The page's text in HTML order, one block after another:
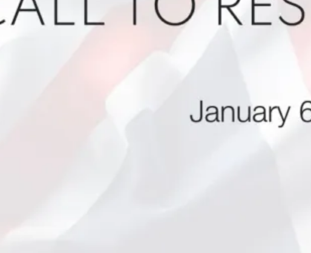
Última hora, Diario ASDF
que el juez Peinado